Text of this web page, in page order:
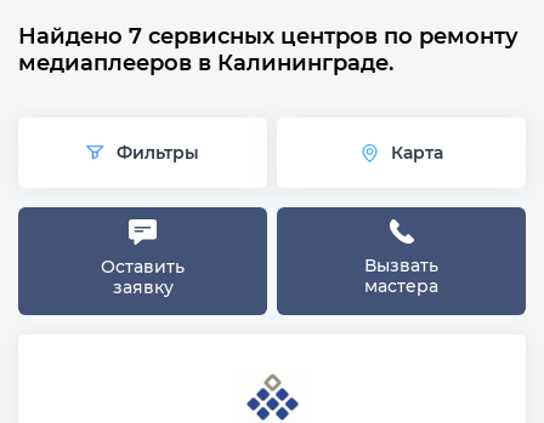
Найдено 7 сервисных центров по ремонту
медиаплееров в Калининграде.
Фильтры Карта
Оставить
заявку
Вызвать
мастера